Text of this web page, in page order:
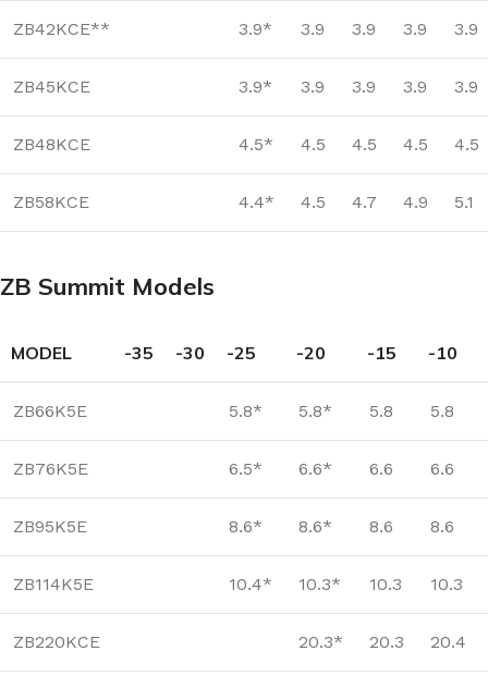
ZB42KCE** 3.9* 3.9 3.9 3.9 3.9
ZB45KCE 3.9* 3.9 3.9 3.9 3.9
ZB48KCE 4.5* 4.5 4.5 4.5 4.5
ZB58KCE 4.4* 4.5 4.7 4.9 5.1
ZB Summit Models
MODEL -35 -30 -25 -20 -15 -10
ZB66K5E 5.8* 5.8* 5.8 5.8
ZB76K5E 6.5* 6.6* 6.6 6.6
ZB95K5E 8.6* 8.6* 8.6 8.6
ZB114K5E 10.4* 10.3* 10.3 10.3
ZB220KCE 20.3* 20.3 20.4